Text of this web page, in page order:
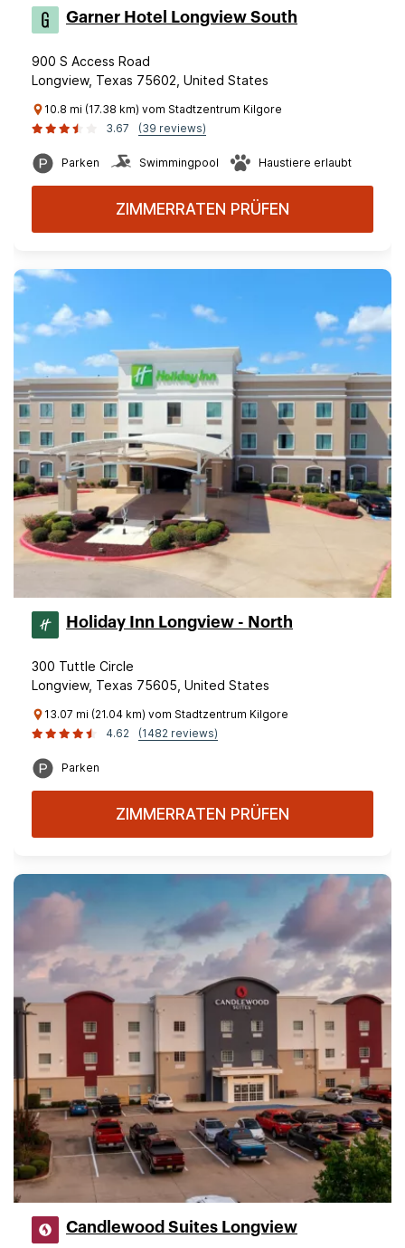
Garner Hotel Longview South
900 S Access Road
Longview, Texas 75602, United States
10.8 mi (17.38 km) vom Stadtzentrum Kilgore
3.67
(39 reviews)
Parken Swimmingpool Haustiere erlaubt
ZIMMERRATEN PRÜFEN
Holiday Inn Longview - North
300 Tuttle Circle
Longview, Texas 75605, United States
13.07 mi (21.04 km) vom Stadtzentrum Kilgore
4.62
(1482 reviews)
Parken
ZIMMERRATEN PRÜFEN
Candlewood Suites Longview